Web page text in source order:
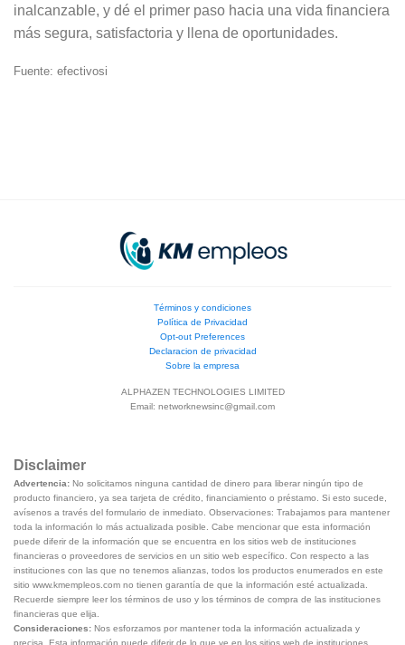
inalcanzable, y dé el primer paso hacia una vida financiera
más segura, satisfactoria y llena de oportunidades.
Fuente: efectivosi
Términos y condiciones
Política de Privacidad
Opt-out Preferences
Declaracion de privacidad
Sobre la empresa
ALPHAZEN TECHNOLOGIES LIMITED
Email: networknewsinc@gmail.com
Disclaimer
Advertencia: No solicitamos ninguna cantidad de dinero para liberar ningún tipo de
producto financiero, ya sea tarjeta de crédito, financiamiento o préstamo. Si esto sucede,
avísenos a través del formulario de inmediato. Observaciones: Trabajamos para mantener
toda la información lo más actualizada posible. Cabe mencionar que esta información
puede diferir de la información que se encuentra en los sitios web de instituciones
financieras o proveedores de servicios en un sitio web específico. Con respecto a las
instituciones con las que no tenemos alianzas, todos los productos enumerados en este
sitio www.kmempleos.com no tienen garantía de que la información esté actualizada.
Recuerde siempre leer los términos de uso y los términos de compra de las instituciones
financieras que elija.
Consideraciones: Nos esforzamos por mantener toda la información actualizada y
precisa. Esta información puede diferir de lo que ve en los sitios web de instituciones